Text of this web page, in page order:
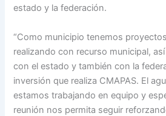
estado y la federación.
“Como municipio tenemos
realizando con recurso municipal,
con el estado y también con la
inversión que realiza CMAPAS. El
estamos trabajando en equipo y
reunión nos permita seguir